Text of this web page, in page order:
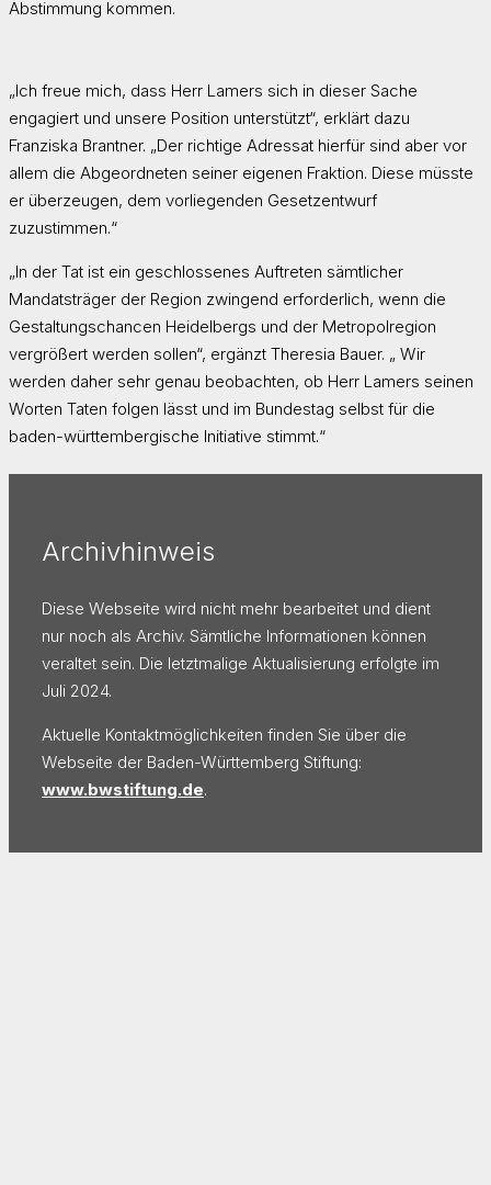
Abstimmung kommen.
„Ich freue mich, dass Herr Lamers sich in dieser Sache
engagiert und unsere Position unterstützt“, erklärt dazu
Franziska Brantner. „Der richtige Adressat hierfür sind aber vor
allem die Abgeordneten seiner eigenen Fraktion. Diese müsste
er überzeugen, dem vorliegenden Gesetzentwurf
zuzustimmen.“
„In der Tat ist ein geschlossenes Auftreten sämtlicher
Mandatsträger der Region zwingend erforderlich, wenn die
Gestaltungschancen Heidelbergs und der Metropolregion
vergrößert werden sollen“, ergänzt Theresia Bauer. „ Wir
werden daher sehr genau beobachten, ob Herr Lamers seinen
Worten Taten folgen lässt und im Bundestag selbst für die
baden-württembergische Initiative stimmt.“
Archivhinweis
Diese Webseite wird nicht mehr bearbeitet und dient
nur noch als Archiv. Sämtliche Informationen können
veraltet sein. Die letztmalige Aktualisierung erfolgte im
Juli 2024.
Aktuelle Kontaktmöglichkeiten finden Sie über die
Webseite der Baden-Württemberg Stiftung:
www.bwstiftung.de.